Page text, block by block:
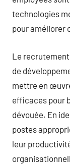
technologies
pour améliorer
Le
de
mettre en
efficaces pour
dévouée. En
postes
leur